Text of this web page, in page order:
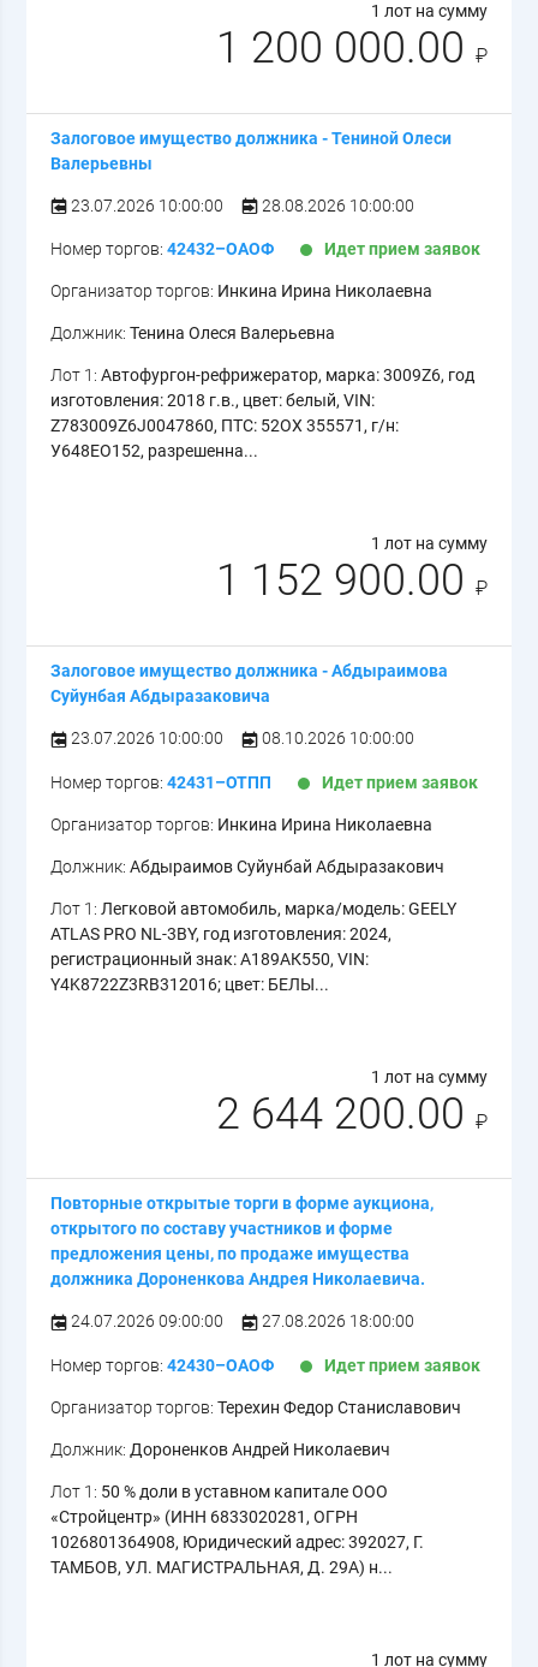
1 лот на сумму
1 200 000.00 ₽
Залоговое имущество должника - Тениной Олеси
Валерьевны
23.07.2026 10:00:00 28.08.2026 10:00:00
Номер торгов:42432–ОАОФ Идет прием заявок
Организатор торгов: Инкина Ирина Николаевна
Должник:Тенина Олеся Валерьевна
Лот 1:Автофургон-рефрижератор, марка: 3009Z6, год
изготовления: 2018 г.в., цвет: белый, VIN:
Z783009Z6J0047860, ПТС: 52ОХ 355571, г/н:
У648ЕО152, разрешенна...
1 лот на сумму
1 152 900.00 ₽
Залоговое имущество должника - Абдыраимова
Суйунбая Абдыразаковича
23.07.2026 10:00:00 08.10.2026 10:00:00
Номер торгов:42431–ОТПП Идет прием заявок
Организатор торгов: Инкина Ирина Николаевна
Должник:Абдыраимов Суйунбай Абдыразакович
Лот 1: Легковой автомобиль, марка/модель: GEELY
ATLAS PRO NL-3BY, год изготовления: 2024,
регистрационный знак: А189АК550, VIN:
Y4K8722Z3RB312016; цвет: БЕЛЫ...
1 лот на сумму
2 644 200.00 ₽
Повторные открытые торги в форме аукциона,
открытого по составу участников и форме
предложения цены, по продаже имущества
должника Дороненкова Андрея Николаевича.
24.07.2026 09:00:00 27.08.2026 18:00:00
Номер торгов:42430–ОАОФ Идет прием заявок
Организатор торгов:Терехин Федор Станиславович
Должник: Дороненков Андрей Николаевич
Лот 1: 50 % доли в уставном капитале ООО
«Стройцентр» (ИНН 6833020281, ОГРН
1026801364908, Юридический адрес: 392027, Г.
ТАМБОВ, УЛ. МАГИСТРАЛЬНАЯ, Д. 29А) н...
1 лот на сумму